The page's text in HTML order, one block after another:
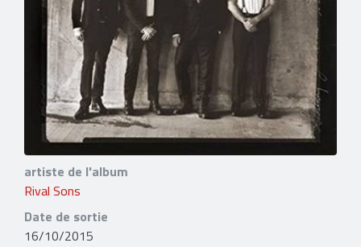
artiste de l'album
Rival Sons
Date de sortie
16/10/2015